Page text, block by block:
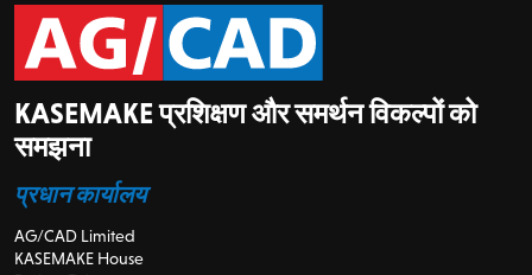
KASEMAKE प्रशिक्षण और समर्थन विकल्पों को
समझना
प्रधान कार्यालय
AG/CAD Limited
KASEMAKE House